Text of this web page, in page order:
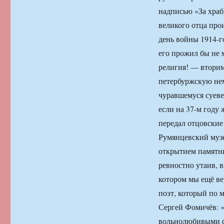
надписью «За
великого отца
день войны 1914-
его прожил бы
религия! —
петербуржскую
чуравшемуся
если на 37-м году
передал
Румянцевский
открытием
ревностно утаив,
котором мы ещё
поэт, который по
Сергей Фомичёв: «Русская литература XIX века — мировой бестселлер…А люди с вольнолюбивыми фамилиями Ленский были уже рождены и разлетались по России, как посеяны были Пушкиным зёрна Петровской, европейской романтики — заветы свободы, взлелеявшие возможность совершенствования мира и конечного торжества добра в ущерб „обыкновенному уделу“. И набоковский гувернёр Ленский из „Других берегов“, „человек разносторонний, сведущий, умеющий разъяснить решительно всё, что касалось школьных уроков“, в то же время проявлявший совершенную „бездарность в области финансовой и государственной, то есть именно в той области, которую он избрал для изучения“, уничижительно был похож на преподавателя законоведения Н. А. Ленского из Тенешивского училища, где учился сам Владимир Владимирович Набоков… (сделавший впоследствии сложнейший по стилистической задаче перевод „Евгения Онегина“ (1964), работавший над ним около 30 лет, снабдив сей труд уникальными по своим лингвистическим, сравнительно-литературоведческим, историко-культурно-бытовым значениям комментариями — тысяча и одно примечание!). Какое-то невыносимое, нереальное наполнение, насыщение столь короткой жизни, начиная с особенного происхождения — „потомок негров безобразный“; — потом Арина Родионовна; лицейская юность с мимолётным рифмованием в центре блистательно-беспечного дружеского круга будущих столпов отечества — „милого лицейского народца“ — чуждого мертвящей зависти, кипевшего избытком молодых весёлых сил, грезящего о счастии и, — что простимо, — по возможности избегавшего тягости труда: „храбрый Данзас“, преданный Дельвиг — Вальтер Скотт с истинно британским юмором, Горчаков (проживший дольше всех из лицеистов — до 83-х лет), Кюхель — „чистейшее существо“ и т.д. и т.п. „Все мы видели, что Пушкин нас опередил, многое прочёл, о чём мы и не слыхали!“ — восклицал Иван Пущин (сосланный впоследствии на пожизненную каторгу по делу декабристов); — затем чрезвычайно ранний литературный успех; ссылки, похожие на путешествия, возвышающие дух до „недостижимой высоты!“ (Вяземский); неусыпный секретный полицейский надзор (с 1827); несбывшийся рискованный побег в Китай — „Поедем, я